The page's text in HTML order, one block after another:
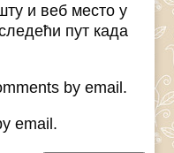
и веб место у
пут када
by email.
email.